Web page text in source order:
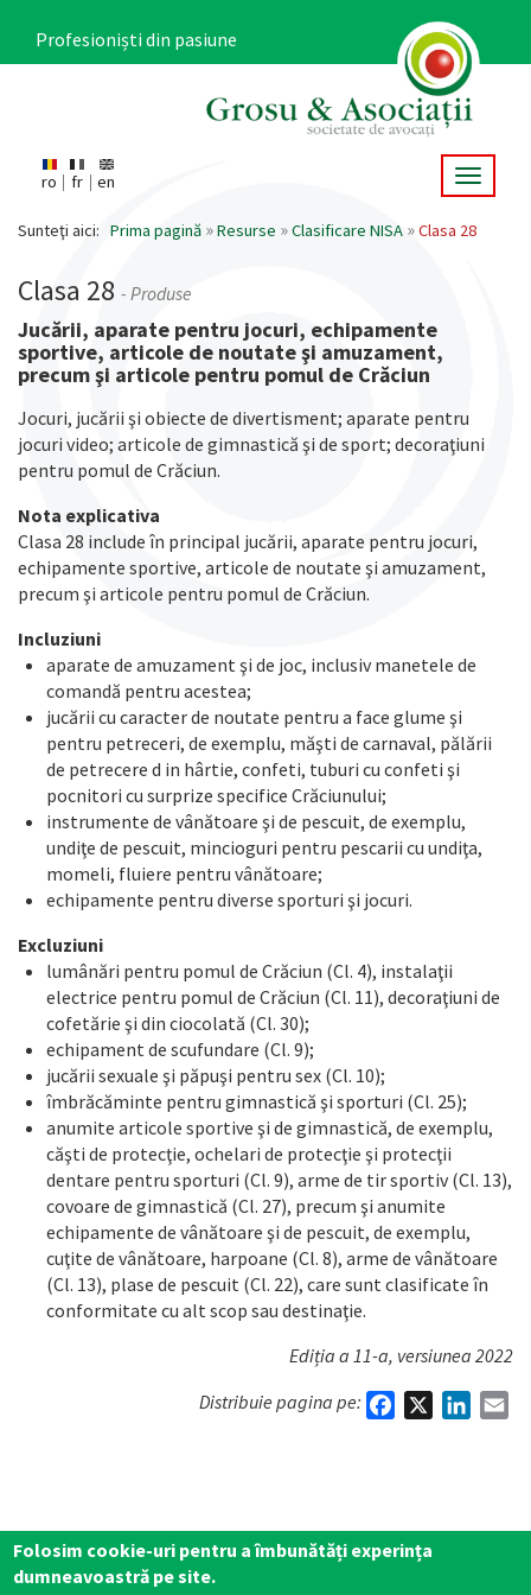
conţinutul
Profesioniști din pasiune
ro fr en
Main
navigation
Toggle
Sunteţi aici: Prima pagină Resurse Clasificare NISA Clasa 28
Clasa 28 - Produse
Jucării, aparate pentru jocuri, echipamente
sportive, articole de noutate şi amuzament,
precum şi articole pentru pomul de Crăciun
Jocuri, jucării şi obiecte de divertisment; aparate pentru
jocuri video; articole de gimnastică şi de sport; decoraţiuni
pentru pomul de Crăciun.
Nota explicativa
Clasa 28 include în principal jucării, aparate pentru jocuri,
echipamente sportive, articole de noutate şi amuzament,
precum şi articole pentru pomul de Crăciun.
Incluziuni
aparate de amuzament şi de joc, inclusiv manetele de
comandă pentru acestea;
jucării cu caracter de noutate pentru a face glume şi
pentru petreceri, de exemplu, măşti de carnaval, pălării
de petrecere d in hârtie, confeti, tuburi cu confeti şi
pocnitori cu surprize specifice Crăciunului;
instrumente de vânătoare şi de pescuit, de exemplu,
undiţe de pescuit, mincioguri pentru pescarii cu undiţa,
momeli, fluiere pentru vânătoare;
echipamente pentru diverse sporturi şi jocuri.
Excluziuni
lumânări pentru pomul de Crăciun (Cl. 4), instalaţii
electrice pentru pomul de Crăciun (Cl. 11), decoraţiuni de
cofetărie şi din ciocolată (Cl. 30);
echipament de scufundare (Cl. 9);
jucării sexuale şi păpuşi pentru sex (Cl. 10);
îmbrăcăminte pentru gimnastică şi sporturi (Cl. 25);
anumite articole sportive şi de gimnastică, de exemplu,
căşti de protecţie, ochelari de protecţie şi protecţii
dentare pentru sporturi (Cl. 9), arme de tir sportiv (Cl. 13),
covoare de gimnastică (Cl. 27), precum şi anumite
echipamente de vânătoare şi de pescuit, de exemplu,
cuţite de vânătoare, harpoane (Cl. 8), arme de vânătoare
(Cl. 13), plase de pescuit (Cl. 22), care sunt clasificate în
conformitate cu alt scop sau destinaţie.
Ediția a 11-a, versiunea 2022
Distribuie pagina pe:
Facebook
Folosim cookie-uri pentru a îmbunătăți experința
dumneavoastră pe site.